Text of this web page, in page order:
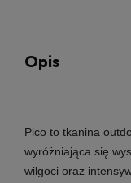
Opis
Pico to tkanina
wyróżniająca się
wilgoci oraz